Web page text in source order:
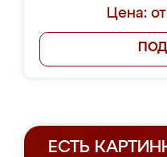
Цена:
ЕСТЬ